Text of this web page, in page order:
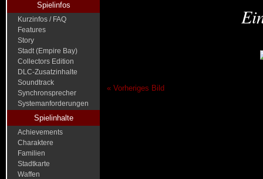
Spielinfos
Kurzinfos / FAQ
Features
Story
Stadt (Empire Bay)
Collectors Edition
DLC-Zusatzinhalte
Soundtrack
Synchronsprecher
Systemanforderungen
Spielinhalte
Achievements
Charaktere
Familien
Stadtkarte
Waffen
« Vorheriges Bild